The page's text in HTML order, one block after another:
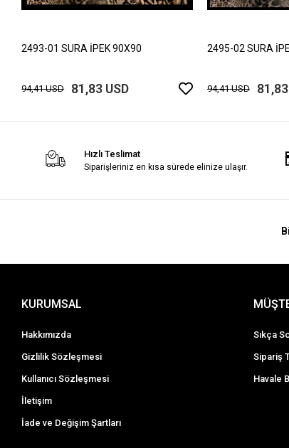
2493-01 SURA İPEK 90X90
94,41 USD 81,83 USD
2495-02 SURA
94,41 USD
Hızlı Teslimat
Siparişleriniz en kısa sürede elinize ulaşır.
KURUMSAL
Hakkımızda
Gizlilik Sözleşmesi
Kullanıcı Sözleşmesi
İletişim
İade ve Değişim Şartları
Sıkça
Sipariş
Havale